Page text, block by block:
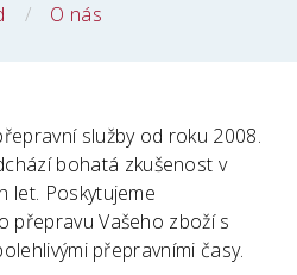
O nás
služby od roku 2008.
bohatá zkušenost v
let. Poskytujeme
přepravu Vašeho zboží s
přepravními časy.